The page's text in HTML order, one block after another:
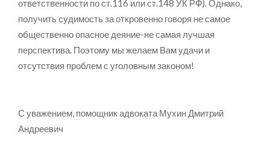
ответственности по ст.116 или ст.148 УК РФ). Однако,
получить судимость за откровенно говоря не самое
общественно опасное деяние-не самая лучшая
перспектива. Поэтому мы желаем Вам удачи и
отсутствия проблем с уголовным законом!
С уважением, помощник адвоката Мухин Дмитрий
Андреевич